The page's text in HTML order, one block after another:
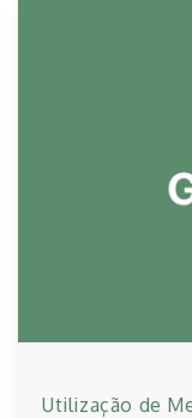
Utilização de